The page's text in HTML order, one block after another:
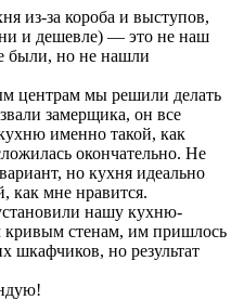
из-за короба и выступов,
и дешевле) — это не наш
были, но не нашли
центрам мы решили делать
замерщика, он все
именно такой, как
окончательно. Не
но кухня идеально
как мне нравится.
нашу кухню-
кривым стенам, им пришлось
шкафчиков, но результат